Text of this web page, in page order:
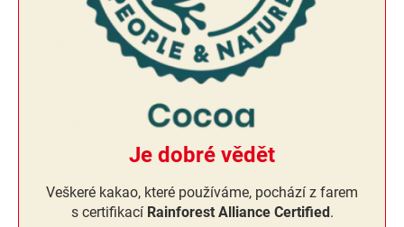
Je dobré vědět
Veškeré kakao, které používáme, pochází z farem
s certifikací Rainforest Alliance Certified .